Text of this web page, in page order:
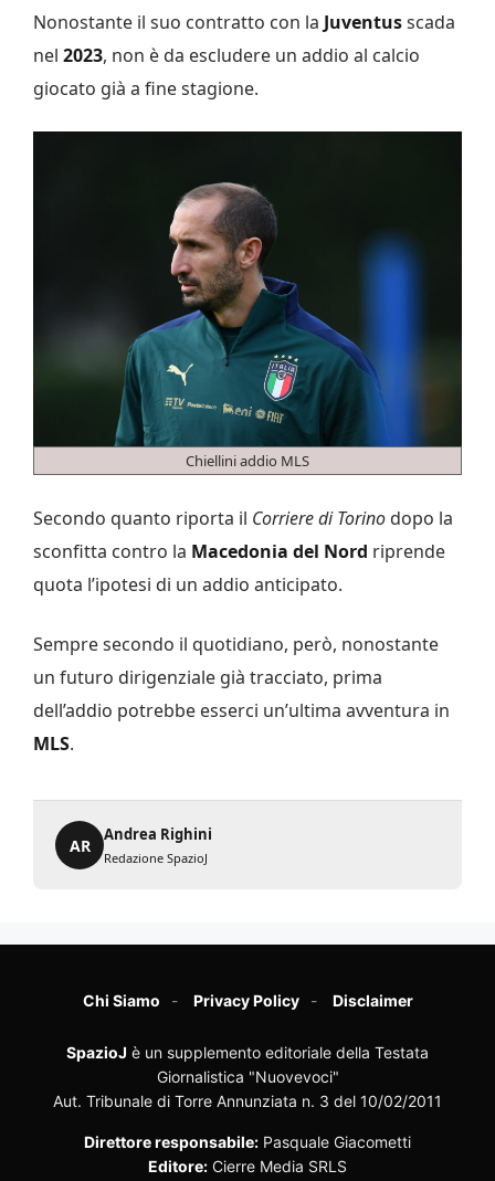
Nonostante il suo contratto con la Juventusscada
nel 2023, non è da escludere un addio al calcio
giocato già a fine stagione.
Chiellini addio MLS
Secondo quanto riporta il Corriere di Torino dopo la
sconfitta contro la Macedonia del Nord riprende
quota l’ipotesi di un addio anticipato.
Sempre secondo il quotidiano, però, nonostante
un futuro dirigenziale già tracciato, prima
dell’addio potrebbe esserci un’ultima avventura in
MLS.
AR
Andrea Righini
Redazione SpazioJ
Chi Siamo Privacy Policy Disclaimer
SpazioJ è un supplemento editoriale della Testata
Giornalistica "Nuovevoci"
Aut. Tribunale di Torre Annunziata n. 3 del 10/02/2011
Direttore responsabile: Pasquale Giacometti
Editore: Cierre Media SRLS